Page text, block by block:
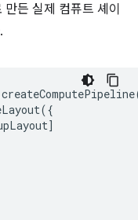
만든 실제 컴퓨트 셰이
createComputePipeline
({
]